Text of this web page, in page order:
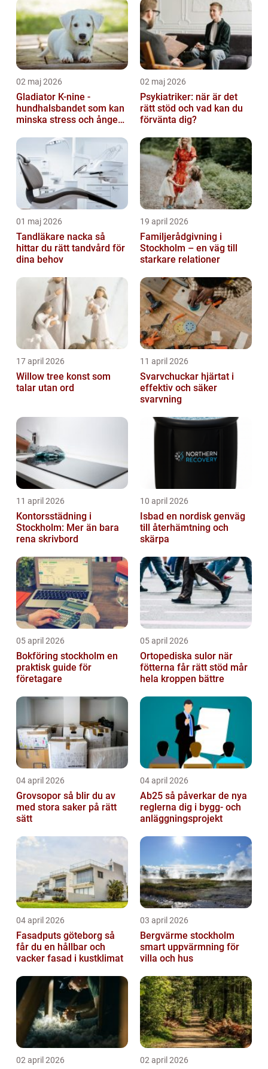
02 maj 2026
Gladiator K-nine -
hundhalsbandet som kan
minska stress och ångest
02 maj 2026
Psykiatriker: när är det
rätt stöd och vad kan du
förvänta dig?
01 maj 2026
Tandläkare nacka så
hittar du rätt tandvård för
dina behov
19 april 2026
Familjerådgivning i
Stockholm – en väg till
starkare relationer
17 april 2026
Willow tree konst som
talar utan ord
11 april 2026
Svarvchuckar hjärtat i
effektiv och säker
svarvning
11 april 2026
Kontorsstädning i
Stockholm: Mer än bara
rena skrivbord
10 april 2026
Isbad en nordisk genväg
till återhämtning och
skärpa
05 april 2026
Bokföring stockholm en
praktisk guide för
företagare
05 april 2026
Ortopediska sulor när
fötterna får rätt stöd mår
hela kroppen bättre
04 april 2026
Grovsopor så blir du av
med stora saker på rätt
sätt
04 april 2026
Ab25 så påverkar de nya
reglerna dig i bygg- och
anläggningsprojekt
04 april 2026
Fasadputs göteborg så
får du en hållbar och
vacker fasad i kustklimat
03 april 2026
Bergvärme stockholm
smart uppvärmning för
villa och hus
02 april 2026 02 april 2026